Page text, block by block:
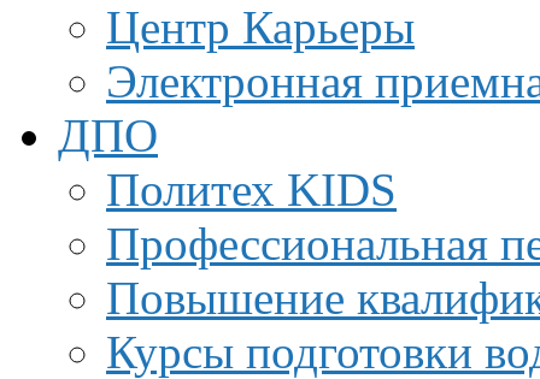
Центр Карьеры
Электронная
ДПО
Политех KIDS
Профессиональная
Повышение
Курсы подготовки